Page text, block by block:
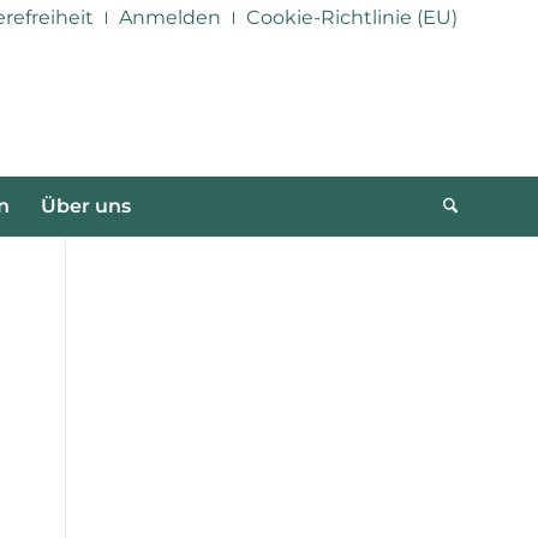
Anmelden Cookie-Richtlinie (EU)
Über uns